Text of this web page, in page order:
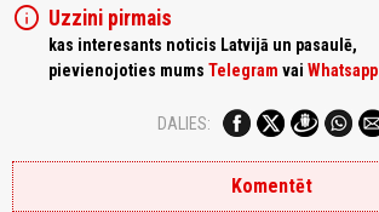
info Uzzini pirmais
kas interesants noticis Latvijā un pasaulē,
pievienojoties mums Telegram vai Whatsapp
DALIES:
Komentēt